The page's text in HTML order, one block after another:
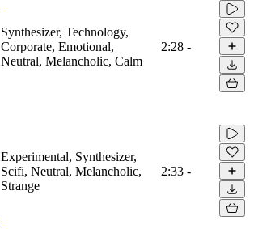
Synthesizer, Technology,
Corporate, Emotional,
Neutral, Melancholic, Calm
2:28 -
Experimental, Synthesizer,
Scifi, Neutral, Melancholic,
Strange
2:33 -